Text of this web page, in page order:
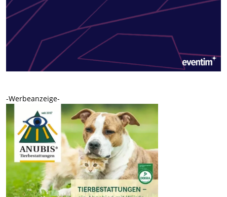
-Werbeanzeige-